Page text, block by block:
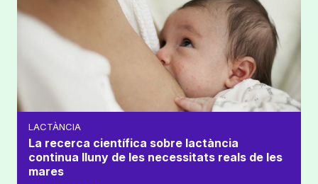
LACTÀNCIA
La recerca científica sobre lactància
continua lluny de les necessitats reals de les
mares